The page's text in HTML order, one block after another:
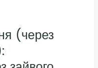
(через